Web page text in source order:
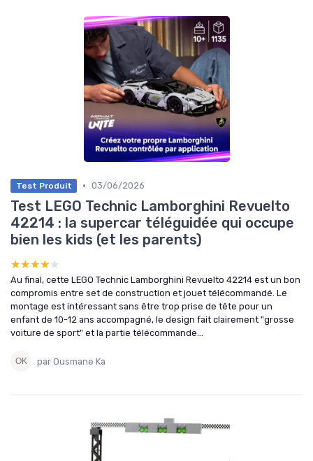
Test Produit • 03/06/2026
Test LEGO Technic Lamborghini Revuelto
42214 : la supercar téléguidée qui occupe
bien les kids (et les parents)
★★★★★
★★★★★
Au final, cette LEGO Technic Lamborghini Revuelto 42214 est un bon
compromis entre set de construction et jouet télécommandé. Le
montage est intéressant sans être trop prise de tête pour un
enfant de 10-12 ans accompagné, le design fait clairement "grosse
voiture de sport" et la partie télécommande...
par Ousmane Ka